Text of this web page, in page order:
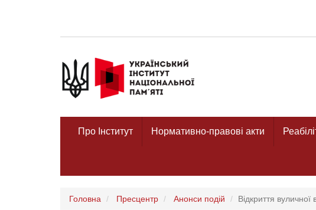
Про Інститут Нормативно-правові акти
Головна Пресцентр Анонси подій Відкриття вуличної